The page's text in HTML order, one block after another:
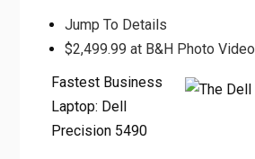
Jump To Details
$2,499.99 at B&H Photo Video
Fastest Business
Laptop: Dell
Precision 5490